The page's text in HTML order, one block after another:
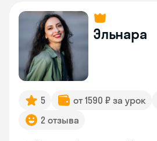
Эльнара
5 от 1590 ₽ за урок
2 отзыва